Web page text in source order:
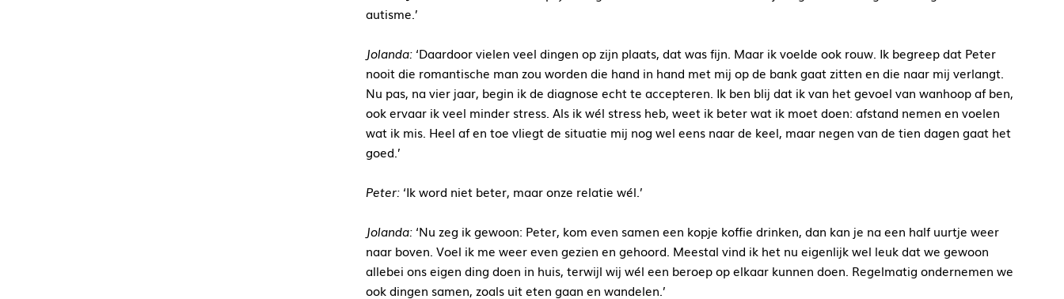
autisme.’
Jolanda: ‘Daardoor vielen veel dingen op zijn plaats, dat was fijn. Maar ik voelde ook rouw. Ik begreep dat Peter
nooit die romantische man zou worden die hand in hand met mij op de bank gaat zitten en die naar mij verlangt.
Nu pas, na vier jaar, begin ik de diagnose echt te accepteren. Ik ben blij dat ik van het gevoel van wanhoop af ben,
ook ervaar ik veel minder stress. Als ik wél stress heb, weet ik beter wat ik moet doen: afstand nemen en voelen
wat ik mis. Heel af en toe vliegt de situatie mij nog wel eens naar de keel, maar negen van de tien dagen gaat het
goed.’
Peter: ‘Ik word niet beter, maar onze relatie wél.’
Jolanda: ‘Nu zeg ik gewoon: Peter, kom even samen een kopje koffie drinken, dan kan je na een half uurtje weer
naar boven. Voel ik me weer even gezien en gehoord. Meestal vind ik het nu eigenlijk wel leuk dat we gewoon
allebei ons eigen ding doen in huis, terwijl wij wél een beroep op elkaar kunnen doen. Regelmatig ondernemen we
ook dingen samen, zoals uit eten gaan en wandelen.’